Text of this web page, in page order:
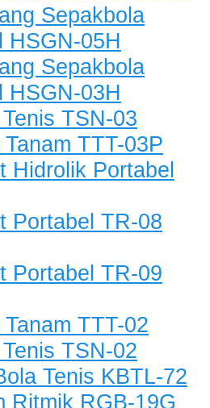
Sepakbola
HSGN-05H
Sepakbola
HSGN-03H
TSN-03
TTT-03P
Hidrolik Portabel
Portabel TR-08
Portabel TR-09
TTT-02
TSN-02
Tenis KBTL-72
Ritmik RGB-19G